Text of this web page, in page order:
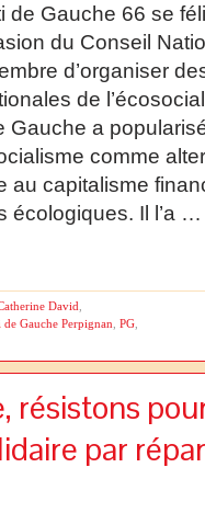
de Gauche 66 se
du Conseil
d’organiser
de
Gauche a
comme
au capitalisme
écologiques. Il l’a …
David
de Gauche Perpignan PG
résistons
par